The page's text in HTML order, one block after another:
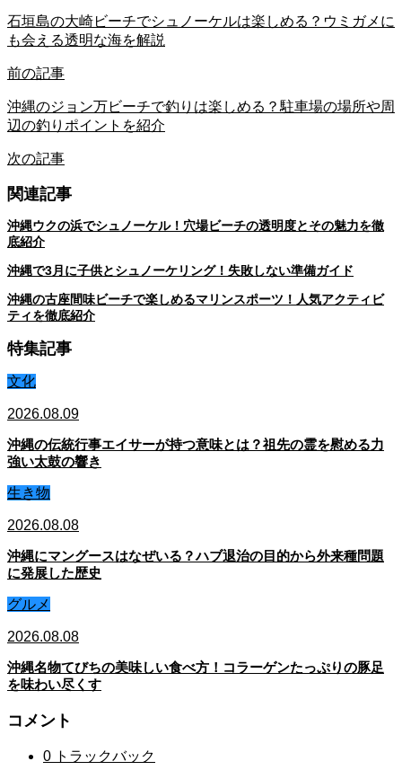
石垣島の大崎ビーチでシュノーケルは楽しめる？ウミガメに
も会える透明な海を解説
前の記事
沖縄のジョン万ビーチで釣りは楽しめる？駐車場の場所や周
辺の釣りポイントを紹介
次の記事
関連記事
沖縄ウクの浜でシュノーケル！穴場ビーチの透明度とその魅力を徹
底紹介
沖縄で3月に子供とシュノーケリング！失敗しない準備ガイド
沖縄の古座間味ビーチで楽しめるマリンスポーツ！人気アクティビ
ティを徹底紹介
特集記事
文化
2026.08.09
沖縄の伝統行事エイサーが持つ意味とは？祖先の霊を慰める力
強い太鼓の響き
生き物
2026.08.08
沖縄にマングースはなぜいる？ハブ退治の目的から外来種問題
に発展した歴史
グルメ
2026.08.08
沖縄名物てびちの美味しい食べ方！コラーゲンたっぷりの豚足
を味わい尽くす
コメント
0 トラックバック